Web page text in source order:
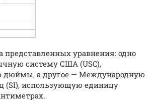
представленных уравнения: одно
систему США (USC),
а другое — Международную
(SI), использующую единицу